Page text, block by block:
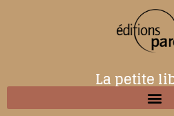
La petite